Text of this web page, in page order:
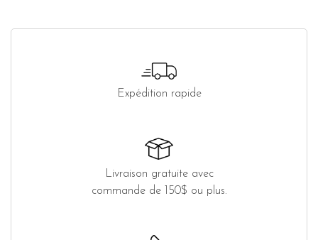
Expédition rapide
Livraison gratuite avec
commande de 150$ ou plus.